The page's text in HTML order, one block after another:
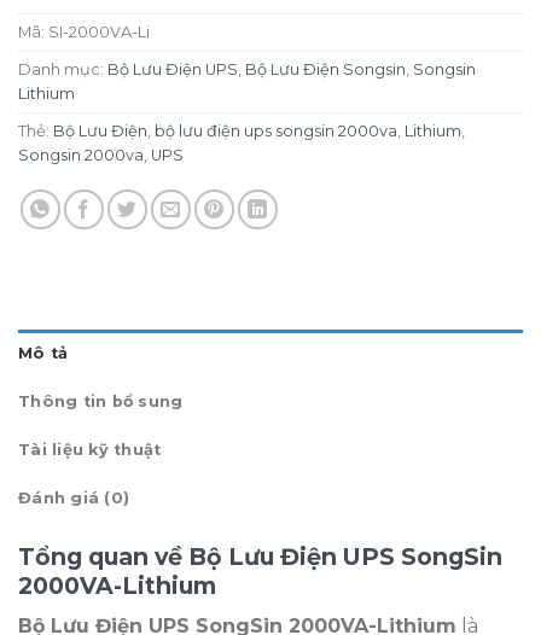
Mã: SI-2000VA-Li
Danh mục: Bộ Lưu Điện UPS Bộ Lưu Điện Songsin Songsin
Lithium
Thẻ: Bộ Lưu Điện bộ lưu điện ups songsin 2000va Lithium
Songsin 2000va UPS
Mô tả
Thông tin bổ sung
Tài liệu kỹ thuật
Đánh giá (0)
Tổng quan về Bộ Lưu Điện UPS SongSin
2000VA-Lithium
Bộ Lưu Điện UPS SongSin 2000VA-Lithium là